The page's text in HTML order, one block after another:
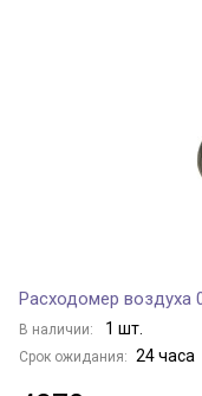
Расходомер воздуха
В наличии: 1 шт.
Срок ожидания: 24 часа